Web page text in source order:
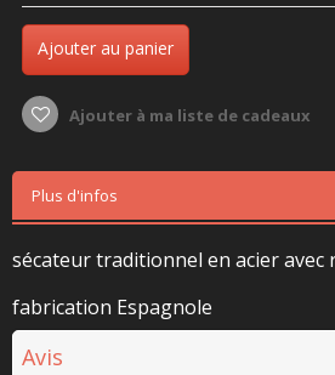
Ajouter au panier
Ajouter à ma liste de cadeaux
Plus d'infos
sécateur traditionnel en acier avec
fabrication Espagnole
Avis